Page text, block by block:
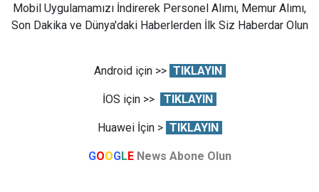
Mobil Uygulamamızı İndirerek Personel Alımı, Memur Alımı,
Son Dakika ve Dünya'daki Haberlerden İlk Siz Haberdar Olun
Android için >> TIKLAYIN
İOS için >> TIKLAYIN
Huawei İçin > TIKLAYIN
GOOGLE News Abone Olun